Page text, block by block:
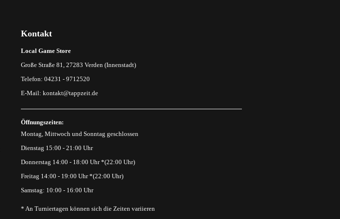
Kontakt
Local Game Store
Große Straße 81, 27283 Verden (Innenstadt)
Telefon: 04231 - 9712520
E-Mail: kontakt@tappzeit.de
Öffnungszeiten:
Montag, Mittwoch und Sonntag geschlossen
Dienstag 15:00 - 21:00 Uhr
Donnerstag 14:00 - 18:00 Uhr *(22:00 Uhr)
Freitag 14:00 - 19:00 Uhr *(22:00 Uhr)
Samstag: 10:00 - 16:00 Uhr
* An Turniertagen können sich die Zeiten variieren